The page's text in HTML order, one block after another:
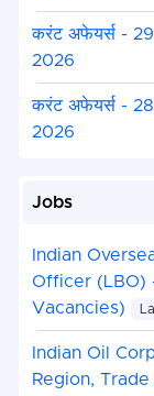
करंट अफेयर्स -
2026
करंट अफेयर्स -
2026
Jobs
Indian
Officer (LBO)
Vacancies)
Indian Oil
Region,